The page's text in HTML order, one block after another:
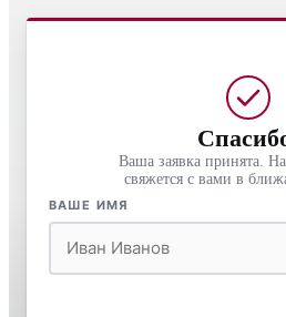
Ваша заявка принята.
свяжется с вами в
ВАШЕ ИМЯ